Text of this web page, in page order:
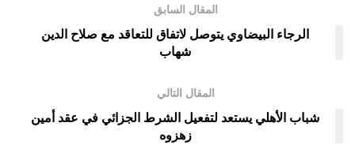
المقال السابق
الرجاء البيضاوي يتوصل لاتفاق للتعاقد مع صلاح الدين
شهاب
المقال التالي
شباب الأهلي يستعد لتفعيل الشرط الجزائي في عقد أمين
زهزوه